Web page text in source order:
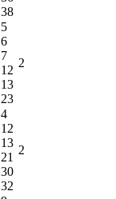
38
5
6
7
12
13
23
2
4
12
13
21
30
32
2